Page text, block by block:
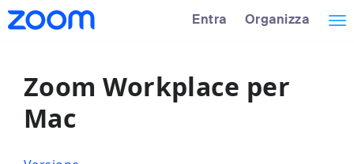
Loading
Passa
al
Panoramica
dell’accesso
Entra Organizza
Zoom Workplace per
Mac